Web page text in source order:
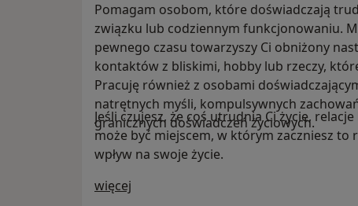
Pomagam osobom, które doświadczają
związku lub codziennym funkcjonowaniu.
pewnego czasu towarzyszy Ci obniżony
kontaktów z bliskimi, hobby lub rzeczy,
Pracuję również z osobami
natrętnych myśli, kompulsywnych
granicznych doświadczeń życiowych.
Jeśli czujesz, że coś utrudnia Ci życie,
może być miejscem, w którym zaczniesz
wpływ na swoje życie.
więcej